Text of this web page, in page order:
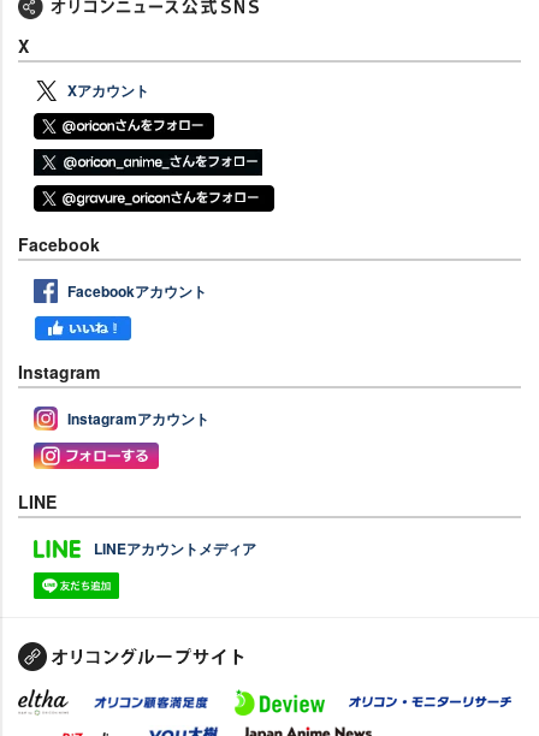
X
Xアカウント
Facebook
Facebookアカウント
Instagram
Instagramアカウント
LINE
LINEアカウントメディア